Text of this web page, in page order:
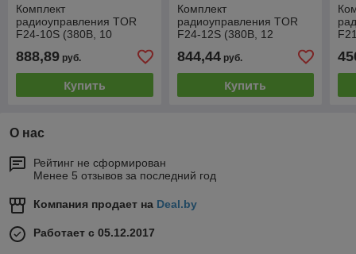
Комплект
радиоуправления TOR
F24-10S (380В, 10
888,89 руб.
Купить
Комплект
радиоуправления TOR
F24-12S (380В, 12
844,44руб.
Купить
О нас
Рейтинг не сформирован
Менее 5 отзывов за последний год
Компания продает на Deal.by
Работает с 05.12.2017